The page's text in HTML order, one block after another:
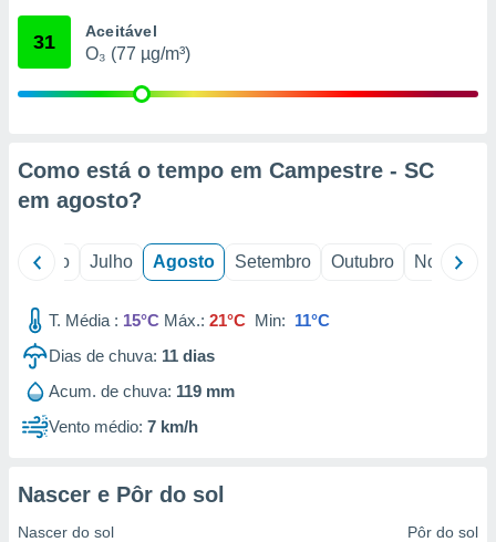
através
1199
31 Aceitável
O₃ (77 µg/m³)
Como está o tempo em Campestre - SC
em agosto?
Junho Julho Agosto Setembro Outubro Novembro
T. Média : 15°C Máx.: 21°C Min: 11°C
Dias de chuva: 11 dias
Acum. de chuva: 119 mm
Vento médio: 7 km/h
Nascer e Pôr do sol
Nascer do sol Pôr do sol